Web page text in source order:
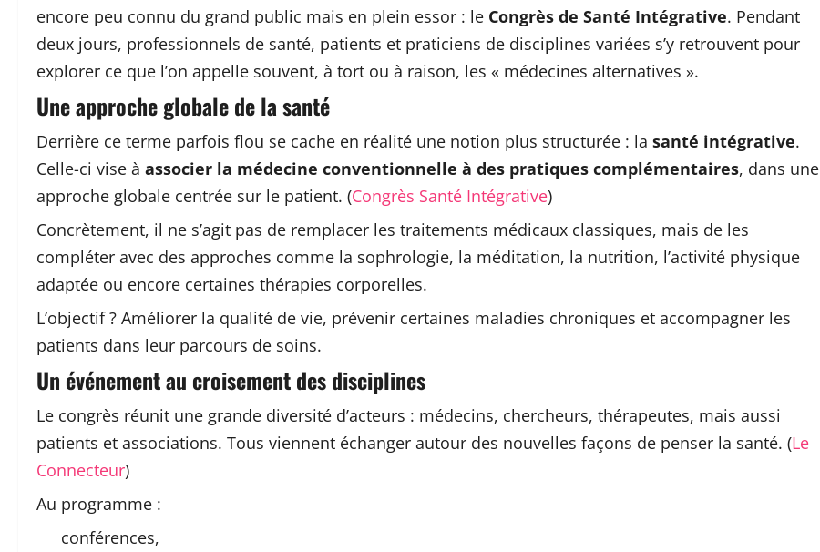
encore peu connu du grand public mais en plein essor : le Congrès de Santé Intégrative. Pendant
deux jours, professionnels de santé, patients et praticiens de disciplines variées s’y retrouvent pour
explorer ce que l’on appelle souvent, à tort ou à raison, les « médecines alternatives ».
Une approche globale de la santé
Derrière ce terme parfois flou se cache en réalité une notion plus structurée : la santé intégrative.
Celle-ci vise à associer la médecine conventionnelle à des pratiques complémentaires, dans une
approche globale centrée sur le patient. (Congrès Santé Intégrative)
Concrètement, il ne s’agit pas de remplacer les traitements médicaux classiques, mais de les
compléter avec des approches comme la sophrologie, la méditation, la nutrition, l’activité physique
adaptée ou encore certaines thérapies corporelles.
L’objectif ? Améliorer la qualité de vie, prévenir certaines maladies chroniques et accompagner les
patients dans leur parcours de soins.
Un événement au croisement des disciplines
Le congrès réunit une grande diversité d’acteurs : médecins, chercheurs, thérapeutes, mais aussi
patients et associations. Tous viennent échanger autour des nouvelles façons de penser la santé. (Le
Connecteur)
Au programme :
conférences,